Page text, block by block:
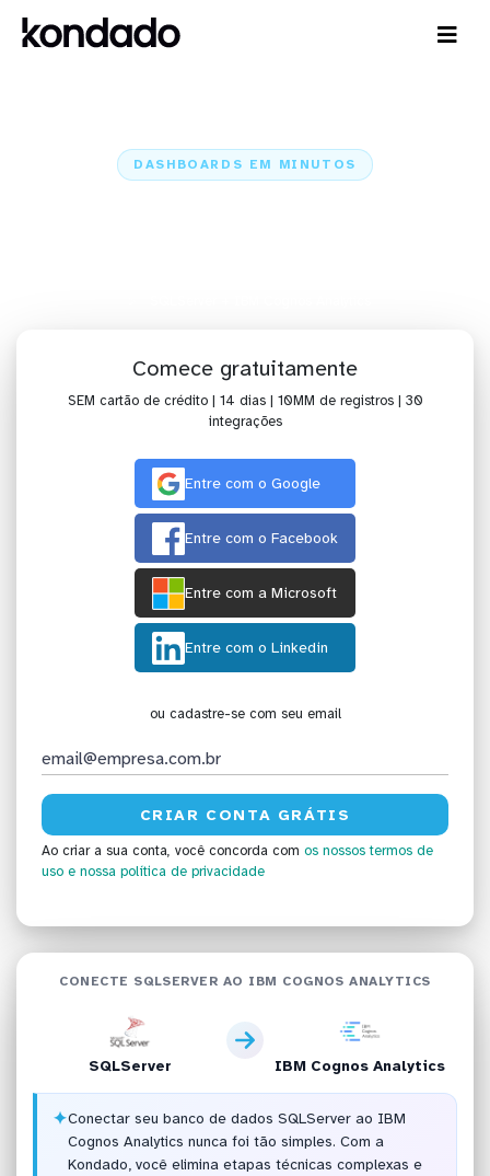
DASHBOARDS EM MINUTOS
Comece gratuitamente
SEM cartão de crédito | 14 dias | 10MM de registros | 30
integrações
Entre com o Google
Entre com o Facebook
Entre com a Microsoft
Entre com o Linkedin
ou cadastre-se com seu email
Ao criar a sua conta, você concorda com os nossos termos de
uso e nossa política de privacidade
CONECTE SQLSERVER AO IBM COGNOS ANALYTICS
SQLServer IBM Cognos Analytics
✦Conectar seu banco de dados SQLServer ao IBM
Cognos Analytics nunca foi tão simples. Com a
Kondado, você elimina etapas técnicas complexas e